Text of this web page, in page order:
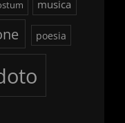
musica
poesia